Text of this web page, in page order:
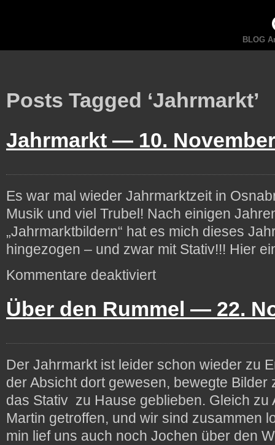
BLOG
Posts Tagged ‘Jahrmarkt’
Jahrmarkt — 10.
Es war mal wieder Jahrmarktzeit in
Musik und viel Trubel! Nach einigen
„Jahrmarktbildern“ hat es mich dieses
hingezogen – und zwar mit Stativ!!!
Kommentare deaktiviertfür
Jahrmarkt
Über den Rummel — 22.
Der Jahrmarkt ist leider schon wieder zu
der Absicht dort gewesen, bewegte Bilder
das Stativ zu Hause geblieben. Gleich zu
Martin getroffen, und wir sind zusammen
min lief uns auch noch Jochen über den